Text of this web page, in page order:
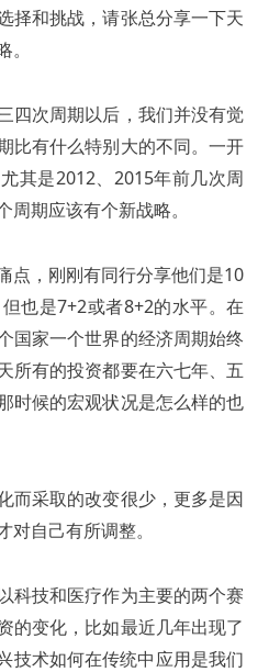
择和挑战，请张总分享一下天
四次周期以后，我们并没有觉
比有什么特别大的不同。一开
其是2012、2015年前几次周
期应该有个新战略。
点，刚刚有同行分享他们是10
也是7+2或者8+2的水平。在
国家一个世界的经济周期始终
所有的投资都要在六七年、五
时候的宏观状况是怎么样的也
而采取的改变很少，更多是因
自己有所调整。
科技和医疗作为主要的两个赛
的变化，比如最近几年出现了
技术如何在传统中应用是我们